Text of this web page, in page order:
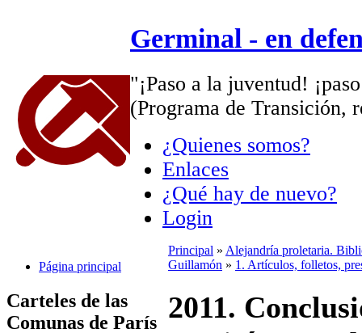
Germinal - en
"¡Paso a la juventud!
(Programa de Transición,
¿Quienes somos?
Enlaces
¿Qué hay de nuevo?
Login
Página principal
Carteles de las
Comunas de París
Principal » Alejandría proletaria.
Guillamón » 1. Artículos, folletos,
2011.